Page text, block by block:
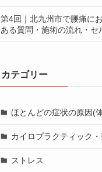
第4回｜北九州市で腰痛に
ある質問・施術の流れ・セ
カテゴリー
ほとんどの症状の原因(
カイロプラクティック
ストレス